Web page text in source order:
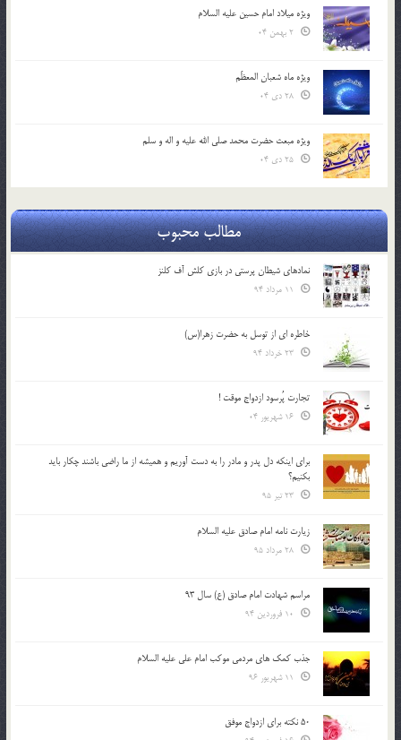
ویژه میلاد امام حسین علیه السلام
ویژه ماه شعبان المعظّم
ویژه مبعث حضرت محمد صلی الله علیه و اله و سلم
مطالب محبوب
نمادهای شیطان پرستی در بازی کلش آف کلنز
خاطره ای از توسل به حضرت زهرا(س)
تجارت پُرسود ازدواج موقت !
براي اينكه دل پدر و مادر را به دست آوريم و هميشه از ما راضي باشند چكار بايد
بكنيم؟
زیارت نامه امام صادق علیه السلام
مراسم شهادت امام صادق (ع) سال 93
جذب کمک های مردمی موکب امام علی علیه السلام
50 نکته برای ازدواج موفق